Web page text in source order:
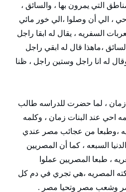
التي يمرون بها ، والسائق ،
، الي أن وصلوا ،الي خور مائي
السفريه ، يقال له ابقا راجل
،ماهذا قال له ابقي راجل
له انا راجل وستين راجل ، ظنا
زمان ، لما حضرت للدراسه طالب
احي عند البنات زمان ، وكلمه
،وطبعا من عجائب مصر عندي
السبعه ، كما أن المصريين
، طبعا المصريين عملوا
المصريه ،هي تجري في دم كل
وشعب مصر وتحيا مصر .